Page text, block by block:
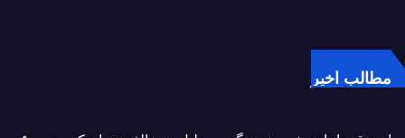
مطالب اخیر